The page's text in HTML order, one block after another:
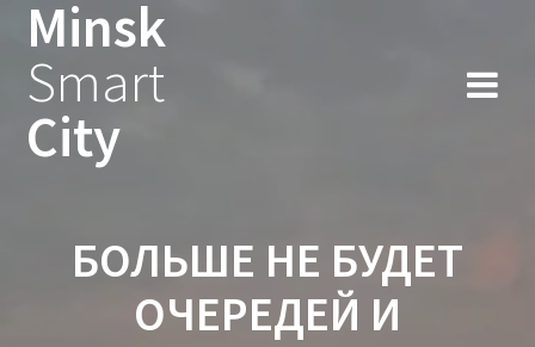
Minsk
Smart
City
БОЛЬШЕ НЕ БУДЕТ
ОЧЕРЕДЕЙ И